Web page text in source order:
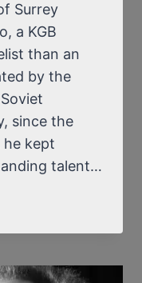
Surrey
a KGB
than an
by the
since the
he kept
talent…